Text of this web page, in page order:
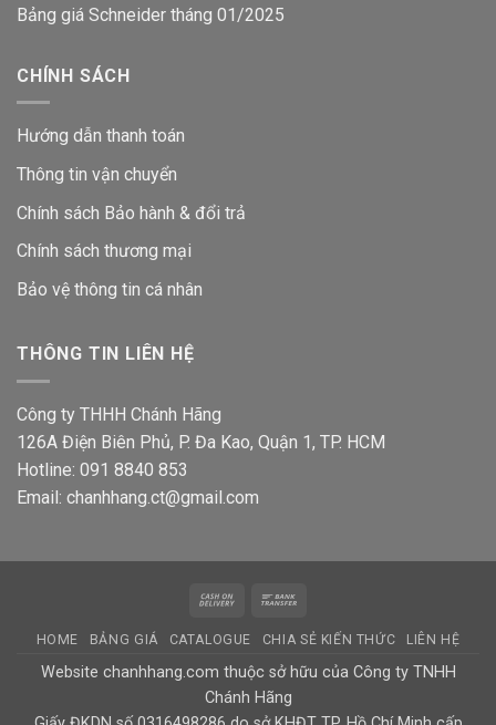
Bảng giá Schneider tháng 01/2025
CHÍNH SÁCH
Hướng dẫn thanh toán
Thông tin vận chuyển
Chính sách Bảo hành & đổi trả
Chính sách thương mại
Bảo vệ thông tin cá nhân
THÔNG TIN LIÊN HỆ
Công ty THHH Chánh Hãng
126A Điện Biên Phủ, P. Đa Kao, Quận 1, TP. HCM
Hotline: 091 8840 853
Email: chanhhang.ct@gmail.com
Cash
Delivery
HOME BẢNG GIÁ CATALOGUE CHIA SẺ KIẾN THỨC LIÊN HỆ
Website chanhhang.com thuộc sở hữu của Công ty TNHH
Chánh Hãng